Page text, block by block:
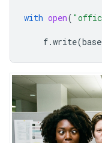
with open(
f.write(